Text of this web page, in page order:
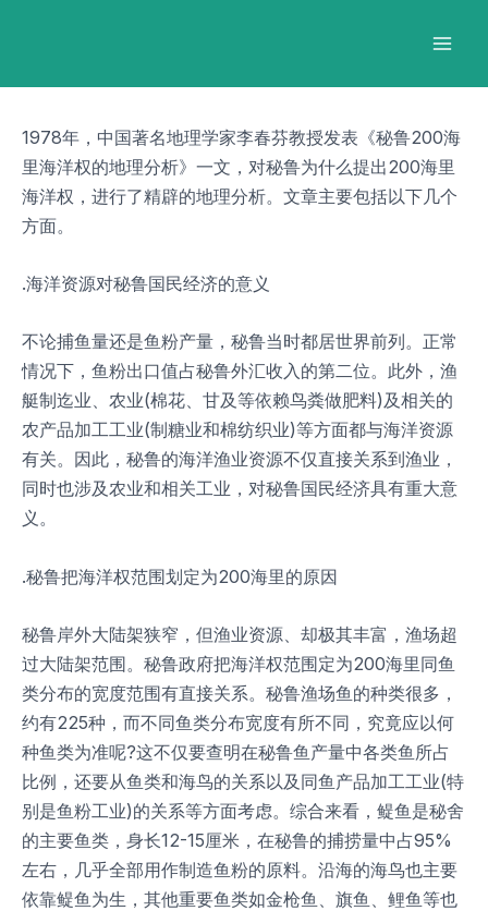
1978年，中国著名地理学家李春芬教授发表《秘鲁200海
里海洋权的地理分析》一文，对秘鲁为什么提出200海里
海洋权，进行了精辟的地理分析。文章主要包括以下几个
方面。
.海洋资源对秘鲁国民经济的意义
不论捕鱼量还是鱼粉产量，秘鲁当时都居世界前列。正常
情况下，鱼粉出口值占秘鲁外汇收入的第二位。此外，渔
艇制迄业、农业(棉花、甘及等依赖鸟粪做肥料)及相关的
农产品加工工业(制糖业和棉纺织业)等方面都与海洋资源
有关。因此，秘鲁的海洋渔业资源不仅直接关系到渔业，
同时也涉及农业和相关工业，对秘鲁国民经济具有重大意
义。
.秘鲁把海洋权范围划定为200海里的原因
秘鲁岸外大陆架狭窄，但渔业资源、却极其丰富，渔场超
过大陆架范围。秘鲁政府把海洋权范围定为200海里同鱼
类分布的宽度范围有直接关系。秘鲁渔场鱼的种类很多，
约有225种，而不同鱼类分布宽度有所不同，究竟应以何
种鱼类为准呢?这不仅要查明在秘鲁鱼产量中各类鱼所占
比例，还要从鱼类和海鸟的关系以及同鱼产品加工工业(特
别是鱼粉工业)的关系等方面考虑。综合来看，鳀鱼是秘舍
的主要鱼类，身长12-15厘米，在秘鲁的捕捞量中占95%
左右，几乎全部用作制造鱼粉的原料。沿海的海鸟也主要
依靠鳀鱼为生，其他重要鱼类如金枪鱼、旗鱼、鲤鱼等也